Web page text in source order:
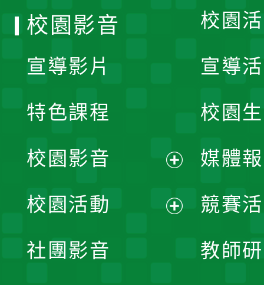
校園
宣導
校園
媒體
競賽
教師
校園影音
宣導影片
特色課程
校園影音
開
校園活動
社團影音